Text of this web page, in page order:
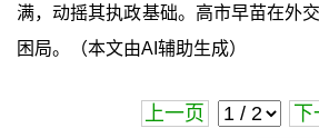
满，动摇其执政基础。高市早苗在外
困局。（本文由AI辅助生成）
上一页